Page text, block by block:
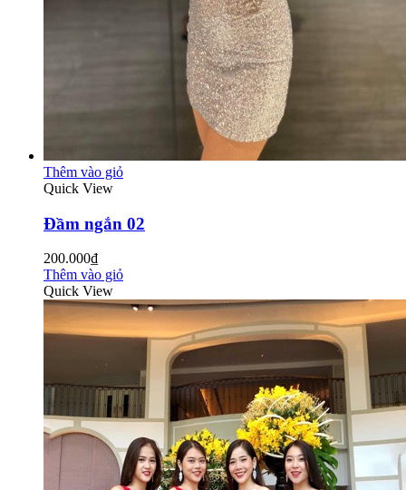
Thêm vào giỏ
Quick View
Đầm ngắn 02
200.000₫
Thêm vào giỏ
Quick View